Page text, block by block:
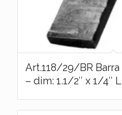
Art.118/29/BR
– dim: 1.1/2″ x 1/4″